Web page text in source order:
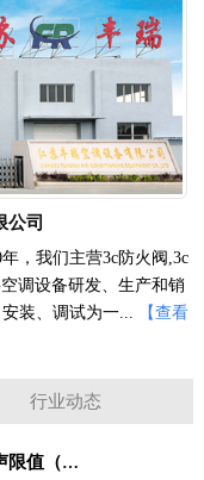
公司
，我们主营3c防火阀,3c
调设备研发、生产和销
装、调试为一...
【查看
行业动态
3c风机的噪声限值（A声级）控制